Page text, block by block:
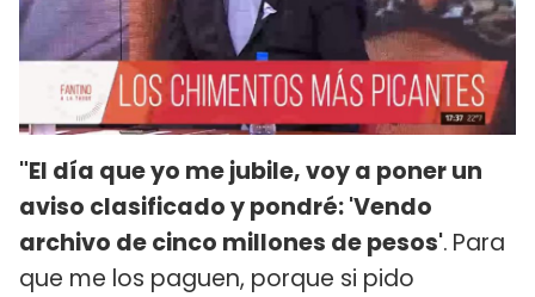
"El día que yo me jubile, voy a poner un
aviso clasificado y pondré: 'Vendo
archivo de cinco millones de pesos'. Para
que me los paguen, porque si pido